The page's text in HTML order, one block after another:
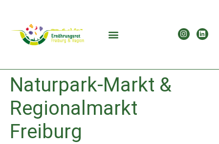
Naturpark-Markt &
Regionalmarkt
Freiburg